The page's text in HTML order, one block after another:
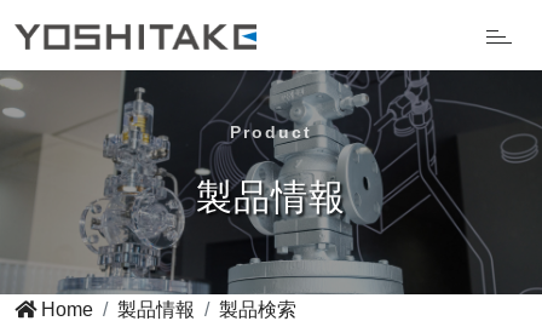
Product
製品情報
Home 製品情報
製品検索